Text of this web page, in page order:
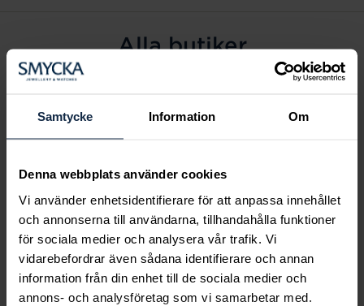
Samtycke Information Om
Denna webbplats använder cookies
Vi använder enhetsidentifierare för att anpassa innehållet
och annonserna till användarna, tillhandahålla funktioner
för sociala medier och analysera vår trafik. Vi
vidarebefordrar även sådana identifierare och annan
information från din enhet till de sociala medier och
annons- och analysföretag som vi samarbetar med.
Alla butiker
Alingsås
Arvidsjaur
Eksjö
Fagersta
Farsta
Gävle
Halmstad